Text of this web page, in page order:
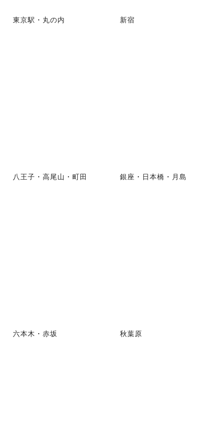
東京駅・丸の内 新宿
八王子・高尾山・町田 銀座・日本橋・月島
六本木・赤坂 秋葉原